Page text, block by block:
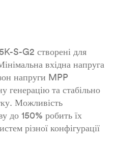
S-G2 створені для
вхідна напруга
напруги MPP
генерацію та стабільно
Можливість
до 150% робить їх
різної конфігурації